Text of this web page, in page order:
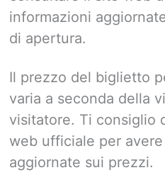
informazioni
di apertura.
Il prezzo del biglietto
varia a seconda della
visitatore. Ti consiglio
web ufficiale per
aggiornate sui prezzi.